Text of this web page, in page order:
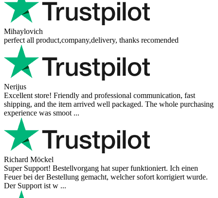
Mihaylovich
perfect all product,company,delivery, thanks recomended
Nerijus
Excellent store! Friendly and professional communication, fast
shipping, and the item arrived well packaged. The whole purchasing
experience was smoot ...
Richard Möckel
Super Support! Bestellvorgang hat super funktioniert. Ich einen
Feuer bei der Bestellung gemacht, welcher sofort korrigiert wurde.
Der Support ist w ...